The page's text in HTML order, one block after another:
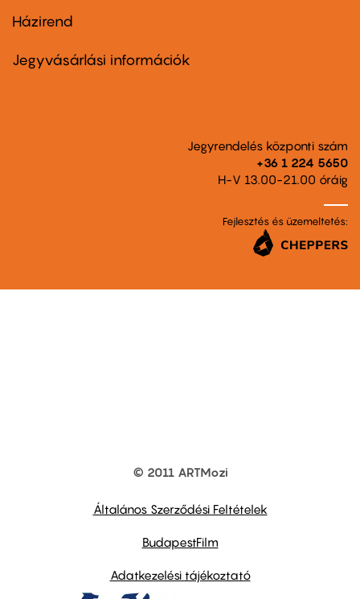
Footer
second
Házirend
Jegyvásárlási információk
Jegyrendelés központi szám
+36 1 224 5650
H-V 13.00-21.00 óráig
Fejlesztés és üzemeltetés:
© 2011 ARTMozi
Általános Szerződési Feltételek
BudapestFilm
Adatkezelési tájékoztató